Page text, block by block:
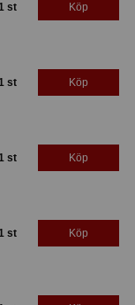
st Köp
st Köp
st Köp
st Köp